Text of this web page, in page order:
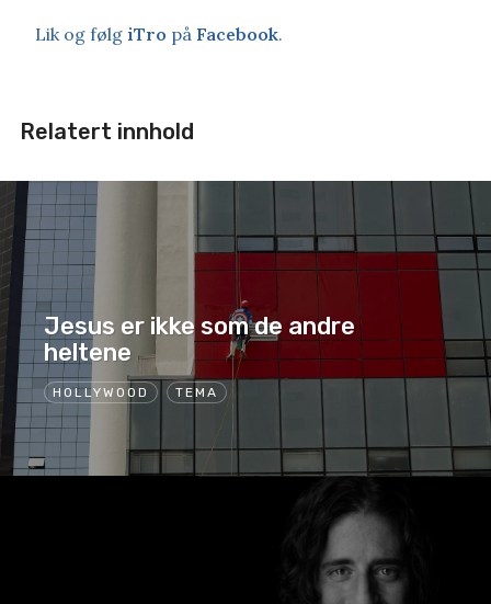
Lik og følg iTro på Facebook.
Relatert innhold
HOLLYWOOD TEMA
Jesus er ikke som de andre
heltene